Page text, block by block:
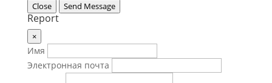
Close
Send Message
Report
×
Имя
Электронная почта